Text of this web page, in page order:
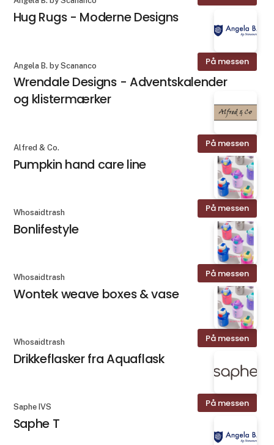
Hug Rugs - Moderne Designs
På messen
Angela B. by Scananco
Wrendale Designs - Adventskalender
og klistermærker
På messen
Alfred & Co.
Pumpkin hand care line
På messen
Whosaidtrash
Bonlifestyle
På messen
Whosaidtrash
Wontek weave boxes & vase
På messen
Whosaidtrash
Drikkeflasker fra Aquaflask
På messen
Saphe IVS
Saphe T